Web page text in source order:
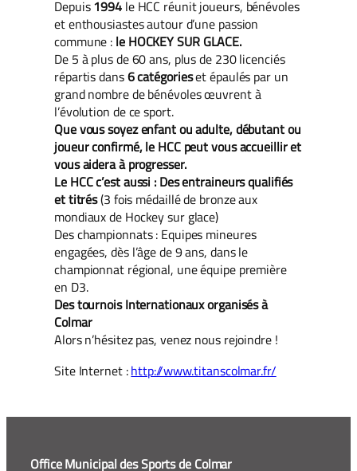
Depuis1994le HCC réunit joueurs, bénévoles
et enthousiastes autour d’une passion
commune : le HOCKEY SUR GLACE.
De 5 à plus de 60 ans, plus de 230 licenciés
répartis dans6 catégorieset épaulés par un
grand nombre de bénévoles œuvrent à
l’évolution de ce sport.
Que vous soyez enfant ou adulte, débutant ou
joueur confirmé, le HCC peut vous accueillir et
vous aidera à progresser.
Le HCC c’est aussi : Des entraineurs qualifiés
et titrés(3 fois médaillé de bronze aux
mondiaux de Hockey sur glace)
Des championnats : Equipes mineures
engagées, dès l’âge de 9 ans, dans le
championnat régional, une équipe première
en D3.
Des tournois Internationaux organisés à
Colmar
Alors n’hésitez pas, venez nous rejoindre !
Site Internet :http://www.titanscolmar.fr/
Office Municipal des Sports de Colmar